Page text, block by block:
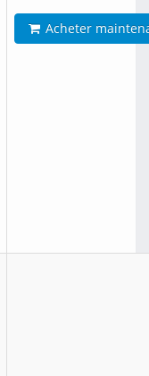
Acheter